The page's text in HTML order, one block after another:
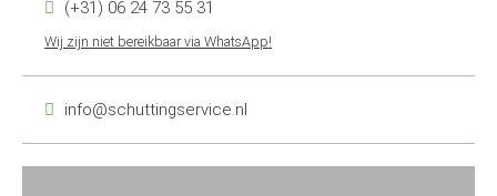
(+31) 06 24 73 55 31
Wij zijn niet bereikbaar via WhatsApp!
info@schuttingservice.nl